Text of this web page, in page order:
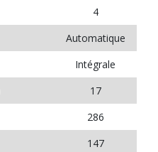
4
Automatique
Intégrale
17
286
147